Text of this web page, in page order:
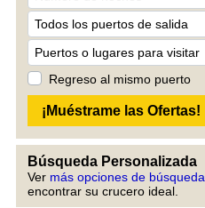
Regreso al mismo puerto
Búsqueda Personalizada
Ver más opciones de búsqueda
encontrar su crucero ideal.